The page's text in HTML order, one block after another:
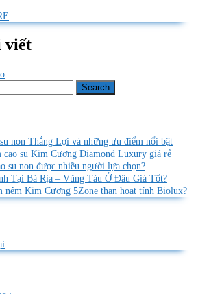
viết
su non Thắng Lợi và những ưu điểm nổi bật
cao su Kim Cương Diamond Luxury giá rẻ
su non được nhiều người lựa chọn?
Tại Bà Rịa – Vũng Tàu Ở Đâu Giá Tốt?
nệm Kim Cương 5Zone than hoạt tính Biolux?